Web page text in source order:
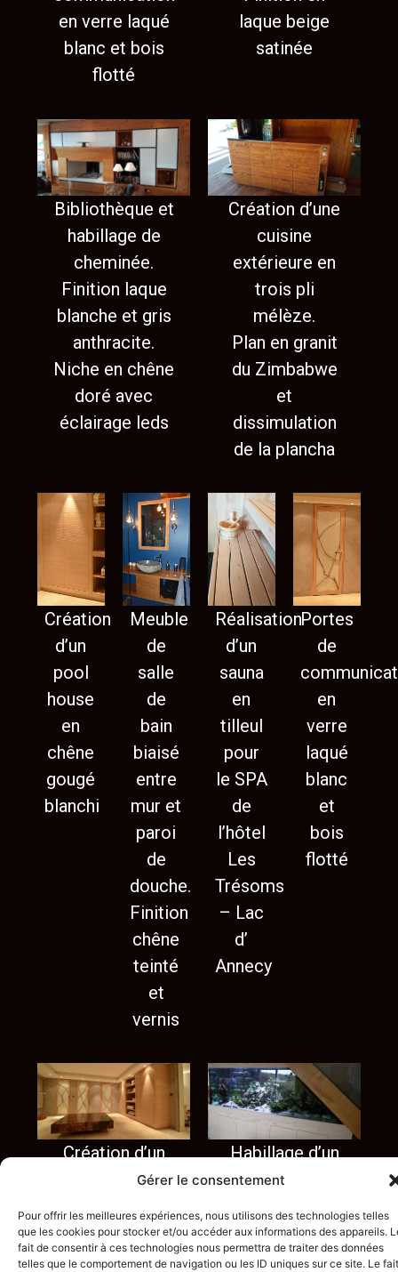
Gérer le consentement
Pour offrir les meilleures expériences, nous utilisons des technologies telles
que les cookies pour stocker et/ou accéder aux informations des appareils.
fait de consentir à ces technologies nous permettra de traiter des données
telles que le comportement de navigation ou les ID uniques sur ce site. Le fait
en verre laqué
blanc et bois
flotté
laque beige
satinée
Bibliothèque et
habillage de
cheminée.
Finition laque
blanche et gris
anthracite.
Niche en chêne
doré avec
éclairage leds
Création d’une
cuisine
extérieure en
trois pli
mélèze.
Plan en granit
du Zimbabwe
et
dissimulation
de la plancha
Création
d’un
pool
house
en
chêne
gougé
blanchi
Meuble
de
salle
de
bain
biaisé
entre
mur et
paroi
de
douche.
Finition
chêne
teinté
et
vernis
Réalisation
d’un
sauna
en
tilleul
pour
le SPA
de
l’hôtel
Les
Trésoms
– Lac
d’
Annecy
Portes
de
en
verre
laqué
blanc
et
bois
flotté
Création d’un
pool house en
chêne gougé
blanchi.
Portes de
Habillage d’un
aquarium en
frêne cannelé
pour rappeler
le mouvement